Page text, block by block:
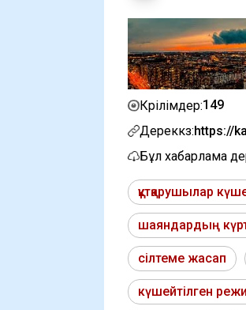
Көрілімдер:149
Дереккөз:https://
Бұл хабарлама
құтқарушылар
шаяндардың
сілтеме жасап
күшейтілген